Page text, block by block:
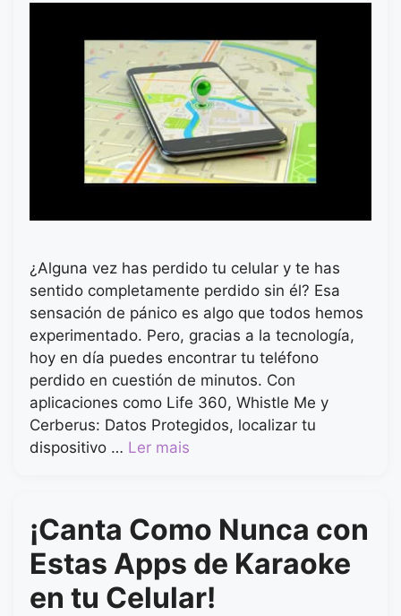
¿Alguna vez has perdido tu celular y te has
sentido completamente perdido sin él? Esa
sensación de pánico es algo que todos hemos
experimentado. Pero, gracias a la tecnología,
hoy en día puedes encontrar tu teléfono
perdido en cuestión de minutos. Con
aplicaciones como Life 360, Whistle Me y
Cerberus: Datos Protegidos, localizar tu
dispositivo … Ler mais
¡Canta Como Nunca con
Estas Apps de Karaoke
en tu Celular!